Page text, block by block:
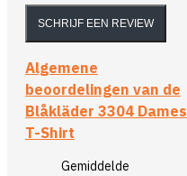
SCHRIJF EEN REVIEW
Algemene
beoordelingen van de
Blåkläder 3304 Dames
T-Shirt
Gemiddelde